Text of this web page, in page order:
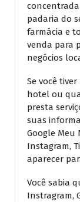
padaria do
farmácia e
venda para
negócios
Se você
hotel ou
presta
suas
Google Meu
Instagram,
aparecer
Você sabia
Instragram,